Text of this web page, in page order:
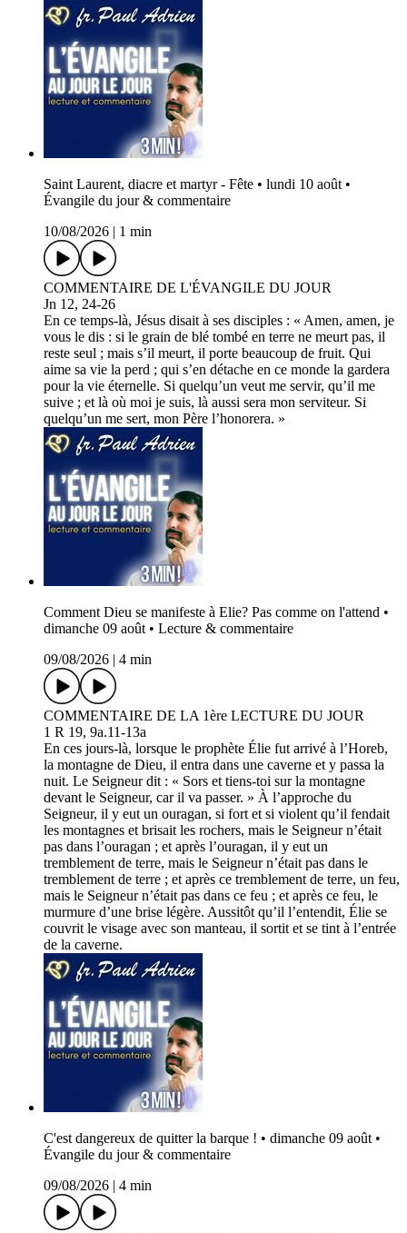
Saint Laurent, diacre et martyr - Fête • lundi 10 août •
Évangile du jour & commentaire
10/08/2026
1 min
COMMENTAIRE DE L'ÉVANGILE DU JOUR
Jn 12, 24-26
En ce temps-là, Jésus disait à ses disciples : « Amen, amen, je
vous le dis : si le grain de blé tombé en terre ne meurt pas, il
reste seul ; mais s’il meurt, il porte beaucoup de fruit. Qui
aime sa vie la perd ; qui s’en détache en ce monde la gardera
pour la vie éternelle. Si quelqu’un veut me servir, qu’il me
suive ; et là où moi je suis, là aussi sera mon serviteur. Si
quelqu’un me sert, mon Père l’honorera. »
Comment Dieu se manifeste à Elie? Pas comme on l'attend •
dimanche 09 août • Lecture & commentaire
09/08/2026
4 min
COMMENTAIRE DE LA 1ère LECTURE DU JOUR
1 R 19, 9a.11-13a
En ces jours-là, lorsque le prophète Élie fut arrivé à l’Horeb,
la montagne de Dieu, il entra dans une caverne et y passa la
nuit. Le Seigneur dit : « Sors et tiens-toi sur la montagne
devant le Seigneur, car il va passer. » À l’approche du
Seigneur, il y eut un ouragan, si fort et si violent qu’il fendait
les montagnes et brisait les rochers, mais le Seigneur n’était
pas dans l’ouragan ; et après l’ouragan, il y eut un
tremblement de terre, mais le Seigneur n’était pas dans le
tremblement de terre ; et après ce tremblement de terre, un feu,
mais le Seigneur n’était pas dans ce feu ; et après ce feu, le
murmure d’une brise légère. Aussitôt qu’il l’entendit, Élie se
couvrit le visage avec son manteau, il sortit et se tint à l’entrée
de la caverne.
C'est dangereux de quitter la barque ! • dimanche 09 août •
Évangile du jour & commentaire
09/08/2026
4 min